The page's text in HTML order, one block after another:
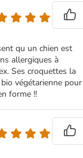
qu un chien est
allergiques à
Ses croquettes la
végétarienne pour
forme !!